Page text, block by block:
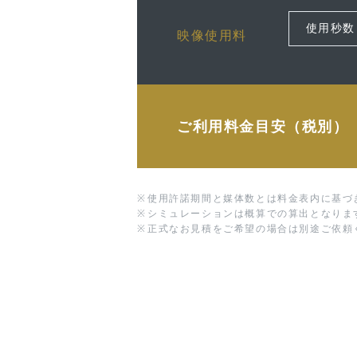
映像使用料
ご利用料金目安（税別）
※ 使用許諾期間と媒体数とは料金表内に基づ
※ シミュレーションは概算での算出となりま
※ 正式なお見積をご希望の場合は別途ご依頼